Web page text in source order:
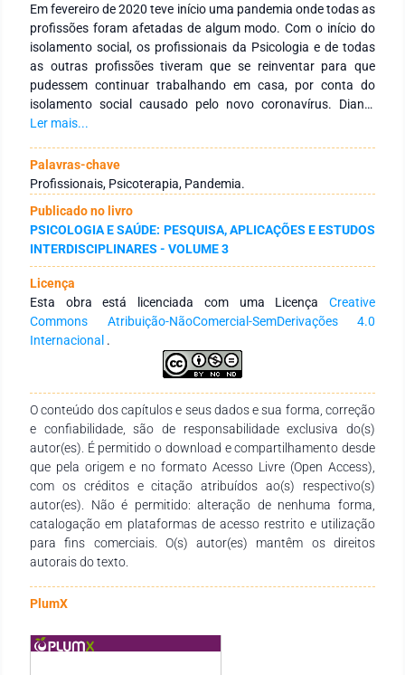
Em fevereiro de 2020 teve início uma pandemia onde todas as
profissões foram afetadas de algum modo. Com o início do
isolamento social, os profissionais da Psicologia e de todas
as outras profissões tiveram que se reinventar para que
pudessem continuar trabalhando em casa, por conta do
isolamento social causado pelo novo coronavírus. Diante
disso, tivemos que buscar alternativas e estratégias que
presente estudo tem como proposta principal, discorrer sobre
as dificuldades encontradas pelos profissionais de psicologia,
identificar quais as implicações na relação paciente e
terapeuta na modalidade de atendimento online, apresentar
as similaridades entre o atendimento online e presencial e,
descrever a importância do atendimento psicológico online
em tempos de pandemia. A pesquisa é bibliográfica e para o
levantamento das informações foi realizada uma busca por
artigos que abordassem o tema. Os resultados obtidos
apontam tanto aspectos positivos como negativos nessa
modalidade de atendimento e, de acordo com os resultados
da pesquisa, a principal dificuldade dos profissionais foi o
atendimentos de forma remota.
Ler mais...
Palavras-chave
Profissionais, Psicoterapia, Pandemia.
Publicado no livro
PSICOLOGIA E SAÚDE: PESQUISA, APLICAÇÕES E ESTUDOS
INTERDISCIPLINARES - VOLUME 3
Licença
Esta obra está licenciada com uma Licença Creative
Commons Atribuição-NãoComercial-SemDerivações 4.0
Internacional .
O conteúdo dos capítulos e seus dados e sua forma, correção
e confiabilidade, são de responsabilidade exclusiva do(s)
autor(es). É permitido o download e compartilhamento desde
que pela origem e no formato Acesso Livre (Open Access),
com os créditos e citação atribuídos ao(s) respectivo(s)
autor(es). Não é permitido: alteração de nenhuma forma,
catalogação em plataformas de acesso restrito e utilização
para fins comerciais. O(s) autor(es) mantêm os direitos
autorais do texto.
PlumX